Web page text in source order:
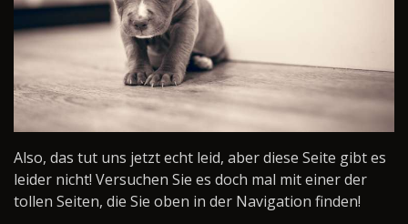
Also, das tut uns jetzt echt leid, aber diese Seite gibt es
leider nicht! Versuchen Sie es doch mal mit einer der
tollen Seiten, die Sie oben in der Navigation finden!